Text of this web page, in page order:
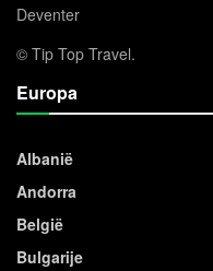
Deventer
© Tip Top Travel.
Europa
Albanië
Andorra
België
Bulgarije